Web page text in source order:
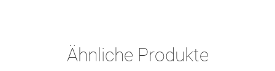
Ähnliche Produkte